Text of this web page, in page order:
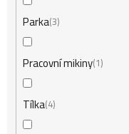
Parka3
Pracovní mikiny 1
Tílka 4